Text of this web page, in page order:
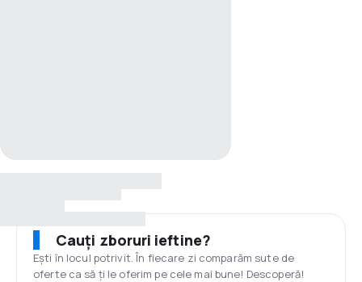
Cauți zboruri ieftine?
Ești în locul potrivit. În fiecare zi comparăm sute de
oferte ca să ți le oferim pe cele mai bune! Descoperă!